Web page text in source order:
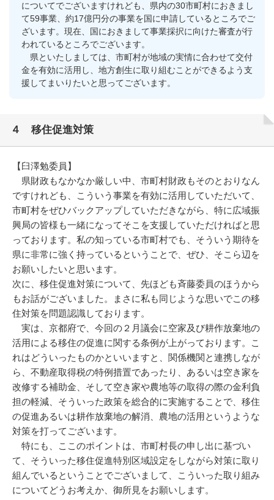
についてでございますけれども、県内の30市町村におきまし
て59事業、約17億円分の事業を国に申請しているところでご
ざいます。現在、国におきまして事業採択に向けた審査が行
われているところでございます。
県といたしましては、市町村が地域の実情に合わせて交付
金を有効に活用し、地方創生に取り組むことができるよう支
援してまいりたいと思ってございます。
４ 移住促進対策
【臼澤勉委員】
県財政もなかなか厳しい中、市町村財政もそのとおりなん
ですけれども、こういう事業を有効に活用していただいて、
市町村をぜひバックアップしていただきながら、特に広域振
興局の皆様も一緒になってそこを支援していただければと思
っております。私の知っている市町村でも、そういう期待を
県に非常に強く持っているということで、ぜひ、そこら辺を
お願いしたいと思います。
次に、移住促進対策について、先ほども斉藤委員のほうから
もお話がございました。まさに私も同じような思いでこの移
住対策を問題認識しております。
実は、京都府で、今回の２月議会に空家及び耕作放棄地の
活用による移住の促進に関する条例が上がっております。こ
れはどういったものかといいますと、関係機関と連携しなが
ら、不動産取得税の特例措置であったり、あるいは空き家を
改修する補助金、そして空き家や農地等の取得の際の金利負
担の軽減、そういった政策を総合的に実施することで、移住
の促進あるいは耕作放棄地の解消、農地の活用というような
対策を打ってございます。
特にも、ここのポイントは、市町村長の申し出に基づい
て、そういった移住促進特別区域設定をしながら対策に取り
組んでいるということでございまして、こういった取り組み
についてどうお考えか、御所見をお願いします。